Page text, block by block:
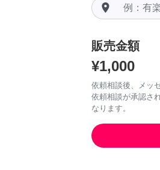
room
販売金額
¥1,000
依頼相談後、メッ
依頼相談が承認さ
なります。